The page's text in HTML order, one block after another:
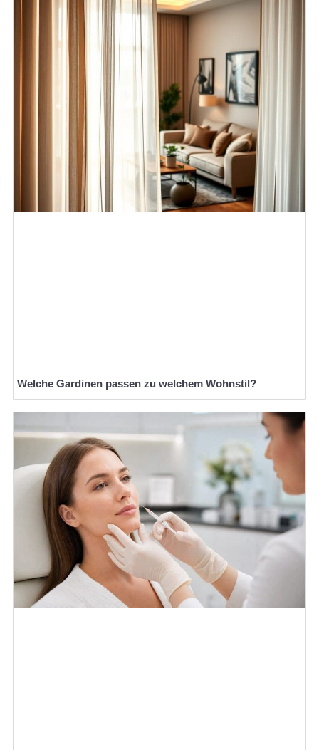
Welche Gardinen passen zu welchem Wohnstil?